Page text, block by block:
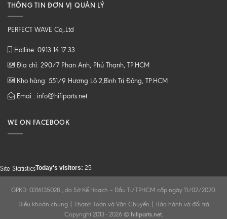
THÔNG TIN ĐƠN VỊ QUẢN LÝ
PERFECT WAVE Co,.Ltd
Hotline: 0913 14 17 33
Địa chỉ: 290/7 Phan Anh, Phú Thạnh, TP.HCM
Kho hàng: 551/9 Hương Lộ 2,Bình Trị Đông, TP.HCM
Emai : info@hifiparts.net
WE ON FACEBOOK
Site StatisticsToday's visitors: 25
GPKD: 0316135028 , do Sở Kế Hoạch – Đầu Tư TPHCM cấp ngày 11/02/2020.
Điều khoản chung| Thanh Toán và Vận Chuyển
Bảo hành và đổi trả
Copyright 2013 - 2026 © hifiparts.net.